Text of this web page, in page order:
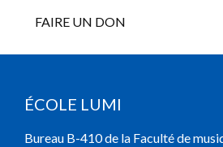
FAIRE UN DON
ÉCOLE LUMI
Bureau B-410 de la Faculté de